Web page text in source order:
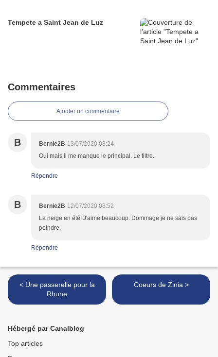
Tempete a Saint Jean de Luz
Commentaires
Ajouter un commentaire
B Bernie2B 13/07/2020 08:24
Oui mais il me manque le principal. Le filtre.
Répondre
B Bernie2B 12/07/2020 08:52
La neige en été! J'aime beaucoup. Dommage je ne sais pas
peindre.
Répondre
< Une passerelle pour la
Rhune
Coeurs de Zinia >
Hébergé par Canalblog
Top articles